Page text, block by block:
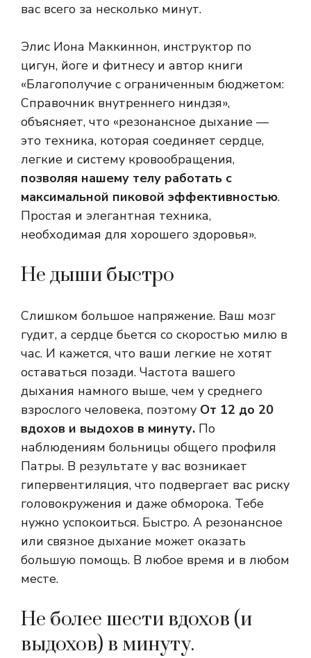
вас всего за несколько минут.
Элис Иона Маккиннон, инструктор по
цигун, йоге и фитнесу и автор книги
«Благополучие с ограниченным бюджетом:
Справочник внутреннего ниндзя»,
объясняет, что «резонансное дыхание —
это техника, которая соединяет сердце,
легкие и систему кровообращения,
позволяя нашему телу работать с
максимальной пиковой эффективностью.
Простая и элегантная техника,
необходимая для хорошего здоровья».
Не дыши быстро
Слишком большое напряжение. Ваш мозг
гудит, а сердце бьется со скоростью милю в
час. И кажется, что ваши легкие не хотят
оставаться позади. Частота вашего
дыхания намного выше, чем у среднего
взрослого человека, поэтому От 12 до 20
вдохов и выдохов в минуту. По
наблюдениям больницы общего профиля
Патры. В результате у вас возникает
гипервентиляция, что подвергает вас риску
головокружения и даже обморока. Тебе
нужно успокоиться. Быстро. А резонансное
или связное дыхание может оказать
большую помощь. В любое время и в любом
месте.
Не более шести вдохов (и
выдохов) в минуту.